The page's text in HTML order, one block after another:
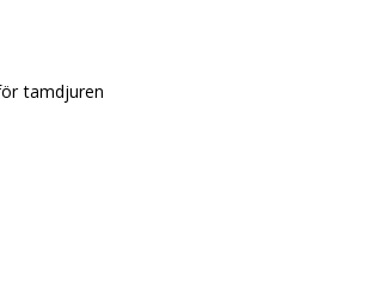
tamdjuren